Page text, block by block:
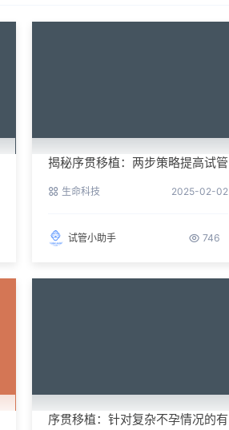
揭秘序贯移植：两步策略提高试管
生命科技 2025-02-02
试管小助手 746
序贯移植：针对复杂不孕情况的有